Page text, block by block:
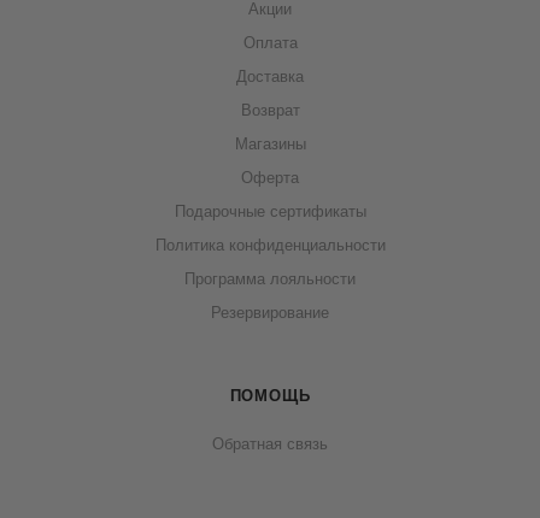
Акции
Оплата
Доставка
Возврат
Магазины
Оферта
Подарочные сертификаты
Политика конфиденциальности
Программа лояльности
Резервирование
ПОМОЩЬ
Обратная связь